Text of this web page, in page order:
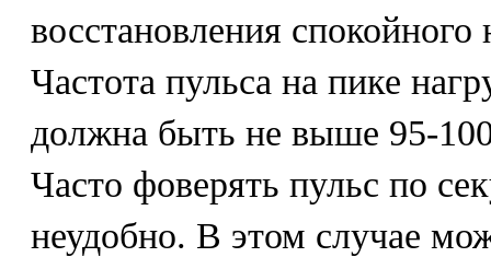
восстановления
Частота пульса на пике
должна быть не выше 95-
Часто фоверять пульс по
неудобно. В этом случае